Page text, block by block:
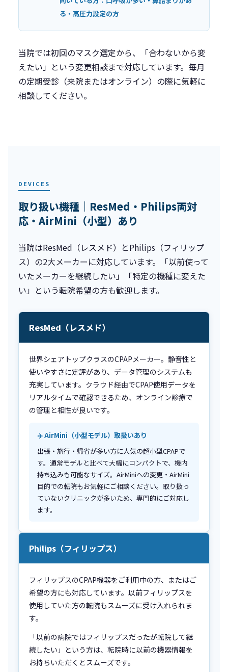
る・高圧力設定の方
当院では初回のマスク選定から、「合わないから変
えたい」という変更相談まで対応しています。毎月
の定期受診（来院またはオンライン）の際に気軽に
相談してください。
DEVICES
取り扱い機種｜ResMed・Philips両対
応・AirMini（小型）あり
当院はResMed（レスメド）とPhilips（フィリップ
ス）の2大メーカーに対応しています。「以前使って
いたメーカーを継続したい」「特定の機種に変えた
い」という転院希望の方も歓迎します。
ResMed（レスメド）
世界シェアトップクラスのCPAPメーカー。静音性と
使いやすさに定評があり、データ管理のシステムも
充実しています。クラウド経由でCPAP使用データを
リアルタイムで確認できるため、オンライン診療で
の管理と相性が良いです。
✈️ AirMini（小型モデル）取扱いあり
出張・旅行・帰省が多い方に人気の超小型CPAPで
す。通常モデルと比べて大幅にコンパクトで、機内
持ち込みも可能なサイズ。AirMiniへの変更・AirMini
目的での転院もお気軽にご相談ください。取り扱っ
ていないクリニックが多いため、専門的にご対応し
ます。
Philips（フィリップス）
フィリップスのCPAP機器をご利用中の方、またはご
希望の方にも対応しています。以前フィリップスを
使用していた方の転院もスムーズに受け入れられま
す。
「以前の病院ではフィリップスだったが転院して継
続したい」という方は、転院時に以前の機器情報を
お持ちいただくとスムーズです。